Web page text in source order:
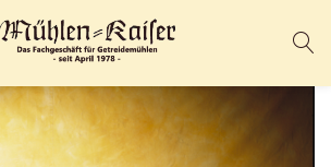
und Ihr Passwort ein, um sich